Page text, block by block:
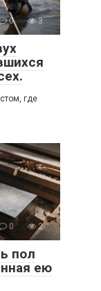
0 3
где
0 2
пол
ею